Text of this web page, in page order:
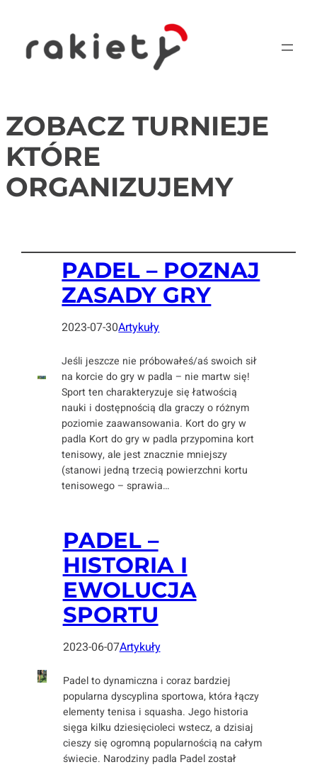
ZOBACZ TURNIEJE
KTÓRE
ORGANIZUJEMY
PADEL – POZNAJ
ZASADY GRY
2023-07-30Artykuły
Jeśli jeszcze nie próbowałeś/aś swoich sił
na korcie do gry w padla – nie martw się!
Sport ten charakteryzuje się łatwością
nauki i dostępnością dla graczy o różnym
poziomie zaawansowania. Kort do gry w
padla Kort do gry w padla przypomina kort
tenisowy, ale jest znacznie mniejszy
(stanowi jedną trzecią powierzchni kortu
tenisowego – sprawia…
PADEL –
HISTORIA I
EWOLUCJA
SPORTU
2023-06-07Artykuły
Padel to dynamiczna i coraz bardziej
popularna dyscyplina sportowa, która łączy
elementy tenisa i squasha. Jego historia
sięga kilku dziesięcioleci wstecz, a dzisiaj
cieszy się ogromną popularnością na całym
świecie. Narodziny padla Padel został